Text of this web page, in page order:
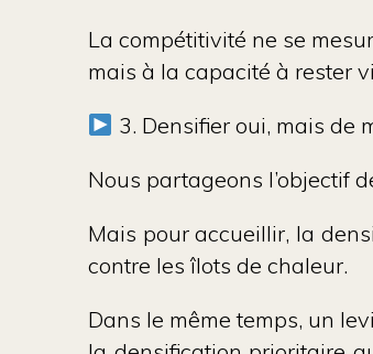
La compétitivité ne se
mais à la capacité à rester
3. Densifier oui, mais de
Nous partageons l’objectif
Mais pour accueillir, la
contre les îlots de chaleur.
Dans le même temps, un